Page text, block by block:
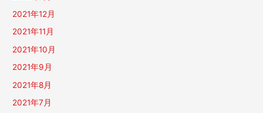
2021年12月
2021年11月
2021年10月
2021年9月
2021年8月
2021年7月